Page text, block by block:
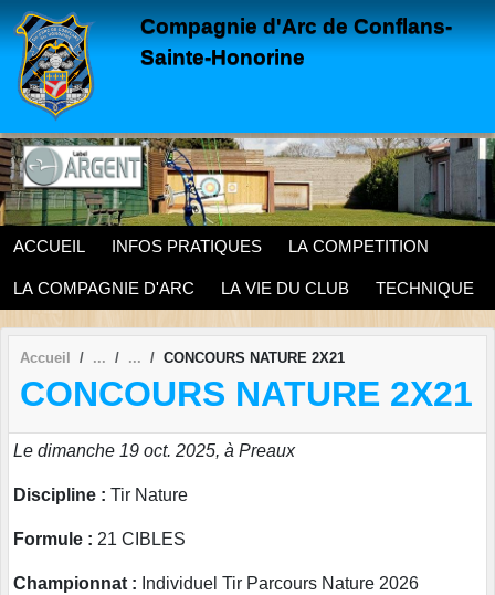
Compagnie d'Arc de Conflans-
Sainte-Honorine
ACCUEIL INFOS PRATIQUES LA COMPETITION
LA COMPAGNIE D'ARC LA VIE DU CLUB TECHNIQUE
Accueil CONCOURS NATURE 2X21
CONCOURS NATURE 2X21
Le dimanche 19 oct. 2025, à Preaux
Discipline : Tir Nature
Formule : 21 CIBLES
Championnat : Individuel Tir Parcours Nature 2026
Panneau de gestion des cookies